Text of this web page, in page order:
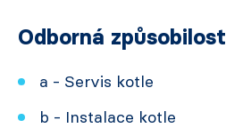
Odborná způsobilost
a - Servis kotle
b - Instalace kotle